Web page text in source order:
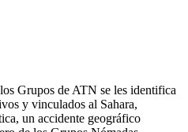
Grupos de ATN se les identifica
y vinculados al Sahara,
un accidente geográfico